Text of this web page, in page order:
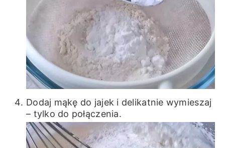
Dodaj mąkę do jajek i delikatnie wymieszaj
– tylko do połączenia.